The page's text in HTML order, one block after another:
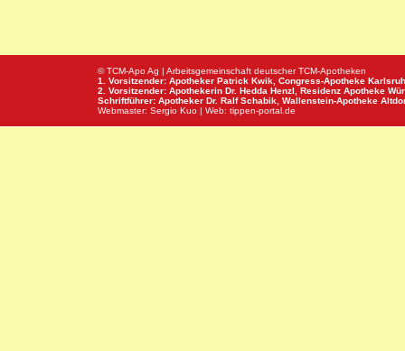
© TCM-Apo Ag | Arbeitsgemeinschaft deutscher TCM-Apotheken
1. Vorsitzender: Apotheker Patrick Kwik, Congress-Apotheke
2. Vorsitzender: Apothekerin Dr. Hedda Henzl, Residenz Apotheke
Schriftführer: Apotheker Dr. Ralf Schabik, Wallenstein-Apotheke
Webmaster: Sergio Kuo | Web: tippen-portal.de